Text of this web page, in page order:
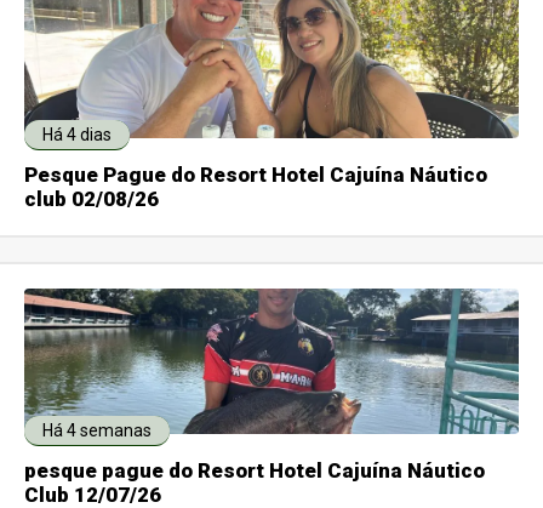
Há 4 dias
Pesque Pague do Resort Hotel Cajuína Náutico
club 02/08/26
Há 4 semanas
pesque pague do Resort Hotel Cajuína Náutico
Club 12/07/26